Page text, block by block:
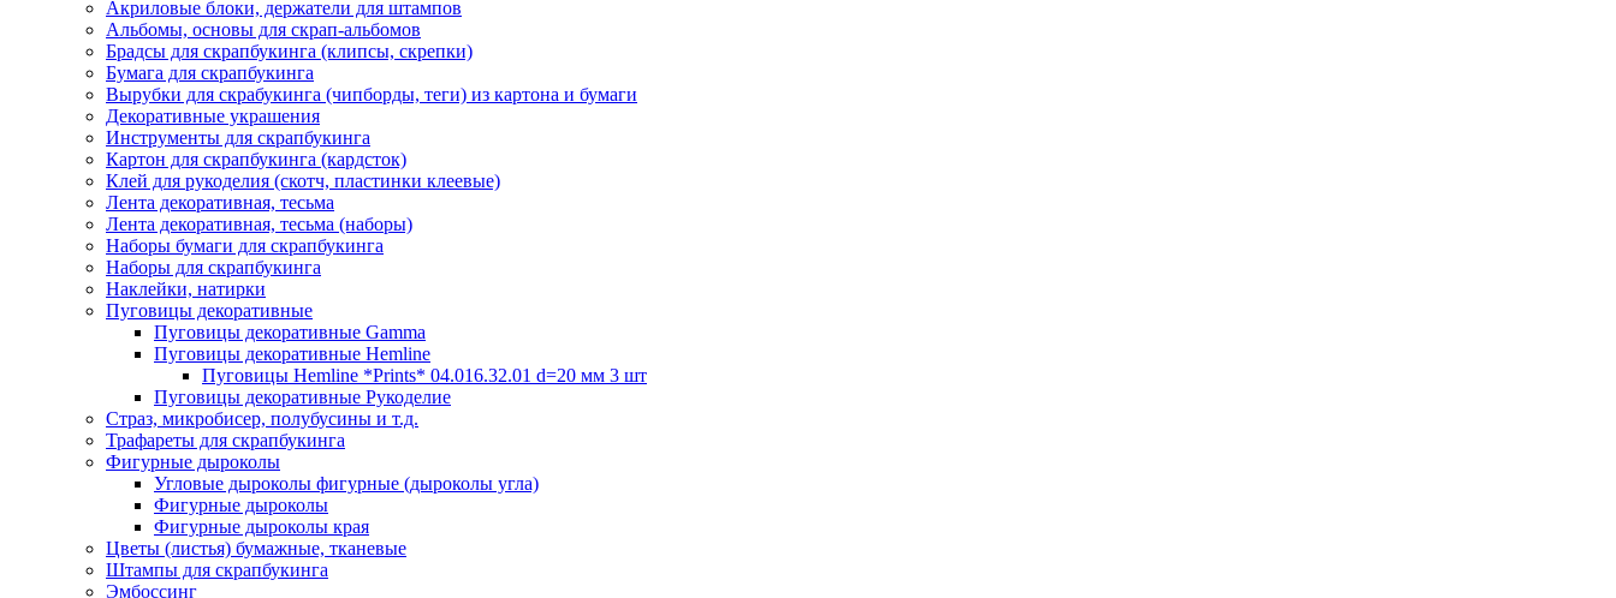
Акриловые блоки, держатели для штампов
Альбомы, основы для скрап-альбомов
Брадсы для скрапбукинга (клипсы, скрепки)
Бумага для скрапбукинга
Вырубки для скрабукинга (чипборды, теги) из картона и бумаги
Декоративные украшения
Инструменты для скрапбукинга
Картон для скрапбукинга (кардсток)
Клей для рукоделия (скотч, пластинки клеевые)
Лента декоративная, тесьма
Лента декоративная, тесьма (наборы)
Наборы бумаги для скрапбукинга
Наборы для скрапбукинга
Наклейки, натирки
Пуговицы декоративные
Пуговицы декоративные Gamma
Пуговицы декоративные Hemline
Пуговицы Hemline *Prints* 04.016.32.01 d=20 мм 3 шт
Пуговицы декоративные Рукоделие
Страз, микробисер, полубусины и т.д.
Трафареты для скрапбукинга
Фигурные дыроколы
Угловые дыроколы фигурные (дыроколы угла)
Фигурные дыроколы
Фигурные дыроколы края
Цветы (листья) бумажные, тканевые
Штампы для скрапбукинга
Эмбоссинг